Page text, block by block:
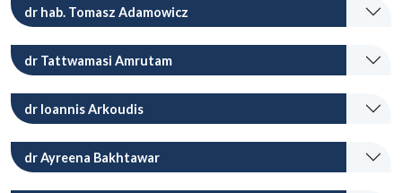
dr hab. Tomasz Adamowicz
dr Tattwamasi Amrutam
dr Ioannis Arkoudis
dr Ayreena Bakhtawar